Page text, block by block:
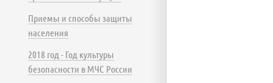
Приемы и способы защиты
населения
2018 год - Год культуры
безопасности в МЧС России